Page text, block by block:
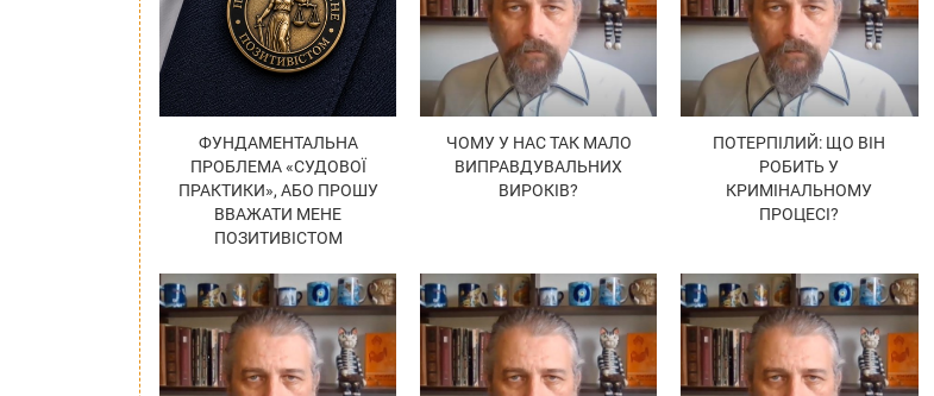
ФУНДАМЕНТАЛЬНА
ПРОБЛЕМА «СУДОВОЇ
ПРАКТИКИ», АБО ПРОШУ
ВВАЖАТИ МЕНЕ
ПОЗИТИВІСТОМ
ЧОМУ У НАС ТАК МАЛО
ВИПРАВДУВАЛЬНИХ
ВИРОКІВ?
ПОТЕРПІЛИЙ: ЩО ВІН
РОБИТЬ У
КРИМІНАЛЬНОМУ
ПРОЦЕСІ?